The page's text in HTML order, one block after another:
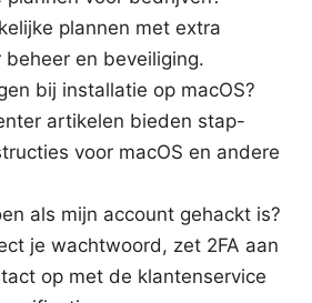
plannen met extra
en beveiliging.
bij installatie op macOS?
artikelen bieden stap-
voor macOS en andere
als mijn account gehackt is?
je wachtwoord, zet 2FA aan
op met de klantenservice